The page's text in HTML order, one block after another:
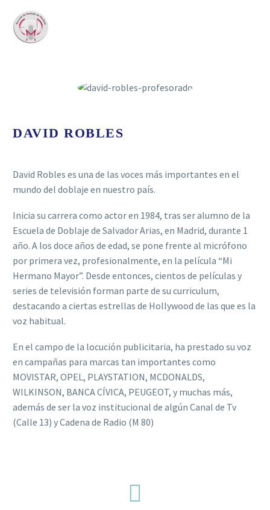
DAVID ROBLES
David Robles es una de las voces más importantes en el
mundo del doblaje en nuestro país.
Inicia su carrera como actor en 1984, tras ser alumno de la
Escuela de Doblaje de Salvador Arias, en Madrid, durante 1
año. A los doce años de edad, se pone frente al micrófono
por primera vez, profesionalmente, en la película “Mi
Hermano Mayor”. Desde entonces, cientos de películas y
series de televisión forman parte de su curriculum,
destacando a ciertas estrellas de Hollywood de las que es la
voz habitual.
En el campo de la locución publicitaria, ha prestado su voz
en campañas para marcas tan importantes como
MOVISTAR, OPEL, PLAYSTATION, MCDONALDS,
WILKINSON, BANCA CÍVICA, PEUGEOT, y muchas más,
además de ser la voz institucional de algún Canal de Tv
(Calle 13) y Cadena de Radio (M 80)